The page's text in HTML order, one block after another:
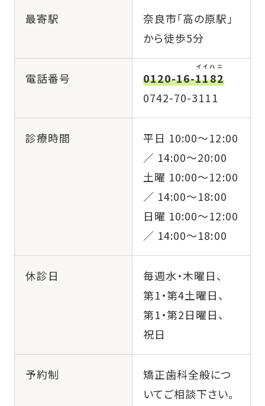
最寄駅
奈良市「高の原駅」
から徒歩5分
電話番号 0120-16-1182
イイハニ
0742-70-3111
診療時間
平日 10:00〜12:00
／ 14:00〜20:00
土曜 10:00〜12:00
／ 14:00～18:00
日曜 10:00〜12:00
／ 14:00～18:00
休診日
毎週水・木曜日、
第1・第4土曜日、
第1・第2日曜日、
祝日
予約制
矯正歯科全般につ
いてご相談下さい。